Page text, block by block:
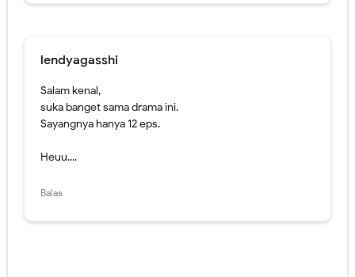
lendyagasshi
Salam kenal,
suka banget sama drama ini.
Sayangnya hanya 12 eps.
Heuu....
Balas